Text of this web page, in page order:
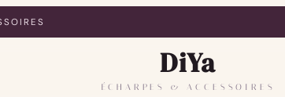
DiYa
ÉCHARPES & ACCESSOIRES